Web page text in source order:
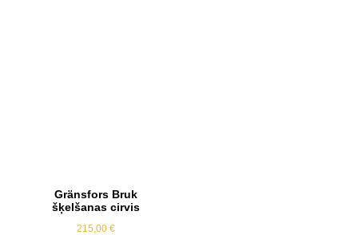
Gränsfors Bruk
šķelšanas cirvis
215,00 €